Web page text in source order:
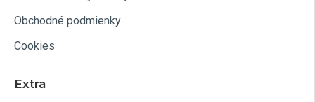
Obchodné podmienky
Cookies
Extra